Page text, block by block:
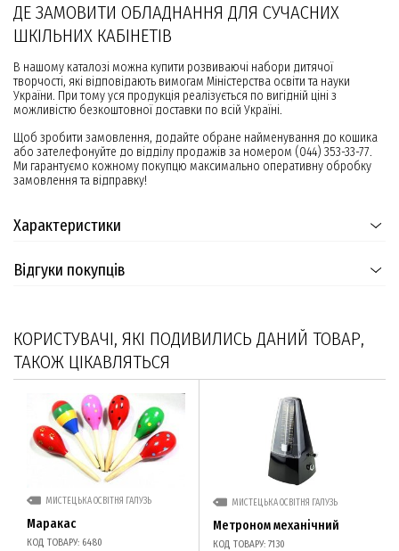
ДЕ ЗАМОВИТИ ОБЛАДНАННЯ ДЛЯ СУЧАСНИХ
ШКІЛЬНИХ КАБІНЕТІВ
В нашому каталозі можна купити розвиваючі набори дитячої
творчості, які відповідають вимогам Міністерства освіти та науки
України. При тому уся продукція реалізується по вигідній ціні з
можливістю безкоштовної доставки по всій Україні.
Щоб зробити замовлення, додайте обране найменування до кошика
або зателефонуйте до відділу продажів за номером (044) 353-33-77.
Ми гарантуємо кожному покупцю максимально оперативну обробку
замовлення та відправку!
Характеристики
Відгуки покупців
КОРИСТУВАЧІ, ЯКІ ПОДИВИЛИСЬ ДАНИЙ ТОВАР,
ТАКОЖ ЦІКАВЛЯТЬСЯ
МИСТЕЦЬКА ОСВІТНЯ ГАЛУЗЬ
Маракас
КОД ТОВАРУ: 6480
МИСТЕЦЬКА ОСВІТНЯ ГАЛУЗЬ
Метроном механічний
КОД ТОВАРУ: 7130